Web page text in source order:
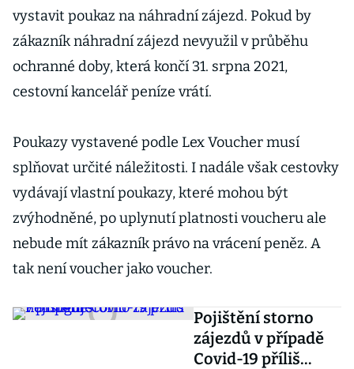
vystavit poukaz na náhradní zájezd. Pokud by
zákazník náhradní zájezd nevyužil v průběhu
ochranné doby, která končí 31. srpna 2021,
cestovní kancelář peníze vrátí.
Poukazy vystavené podle Lex Voucher musí
splňovat určité náležitosti. I nadále však cestovky
vydávají vlastní poukazy, které mohou být
zvýhodněné, po uplynutí platnosti voucheru ale
nebude mít zákazník právo na vrácení peněz. A
tak není voucher jako voucher.
Pojištění storno
zájezdů v případě
Covid-19 příliš